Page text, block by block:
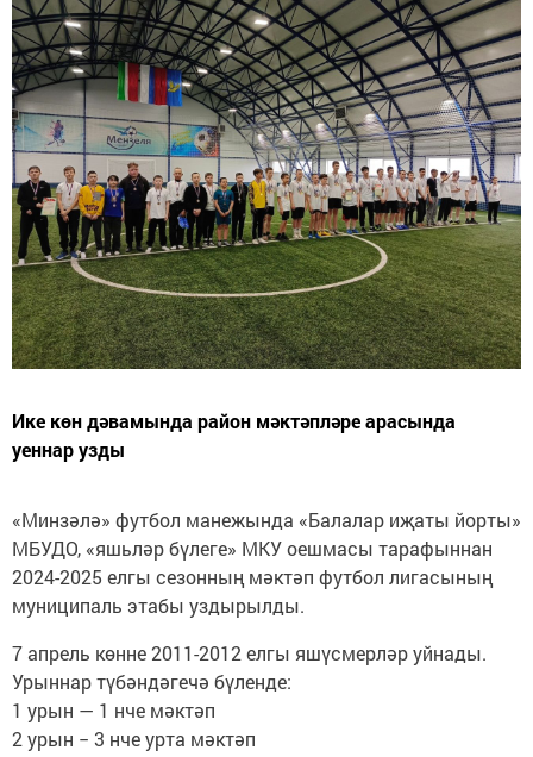
Ике көн дәвамында район мәктәпләре арасында
уеннар узды
«Минзәлә» футбол манежында «Балалар иҗаты йорты»
МБУДО, «яшьләр бүлеге» МКУ оешмасы тарафыннан
2024-2025 елгы сезонның мәктәп футбол лигасының
муниципаль этабы уздырылды.
7 апрель көнне 2011-2012 елгы яшүсмерләр уйнады.
Урыннар түбәндәгечә бүленде:
1 урын — 1 нче мәктәп
2 урын − 3 нче урта мәктәп